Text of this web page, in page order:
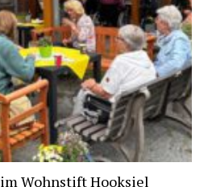
Wohnstift Hooksiel